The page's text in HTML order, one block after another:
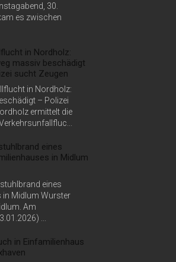
30.
es zwischen
in Nordholz:
massiv beschädigt
sucht Zeugen
in Nordholz:
– Polizei
ermittelt die
eines
in Midlum
eines
in Midlum Wurster
Am
...
in Einfamilienhaus